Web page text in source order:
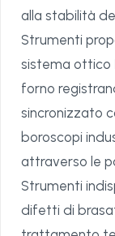
alla stabilità
Strumenti
sistema ottico
forno
sincronizzato
boroscopi
attraverso le
Strumenti
difetti di